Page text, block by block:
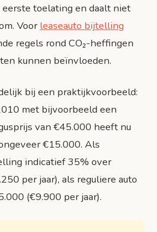
toelating en daalt niet
Voorleaseauto bijtelling
regels rond CO₂-heffingen
kunnen beïnvloeden.
bij een praktijkvoorbeeld:
met bijvoorbeeld een
van €45.000 heeft nu
€15.000. Als
indicatief 35% over
per jaar), als reguliere auto
(€9.900 per jaar).